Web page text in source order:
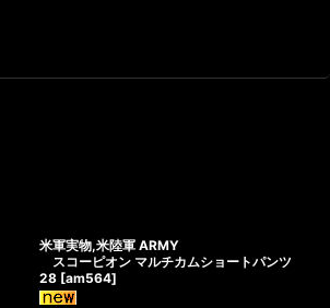
米軍実物,米陸軍 ARMY
スコーピオン マルチカムショートパンツ
28 [am564]